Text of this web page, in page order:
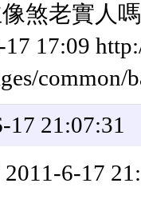
煞老實人
17:09
21:07:31
6-17